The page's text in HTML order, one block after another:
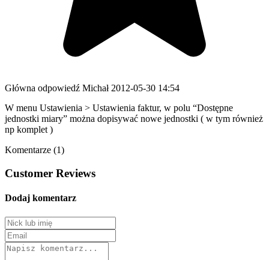
Główna odpowiedź Michał 2012-05-30 14:54
W menu Ustawienia > Ustawienia faktur, w polu “Dostępne
jednostki miary” można dopisywać nowe jednostki ( w tym również
np komplet )
Komentarze (1)
Customer Reviews
Dodaj komentarz